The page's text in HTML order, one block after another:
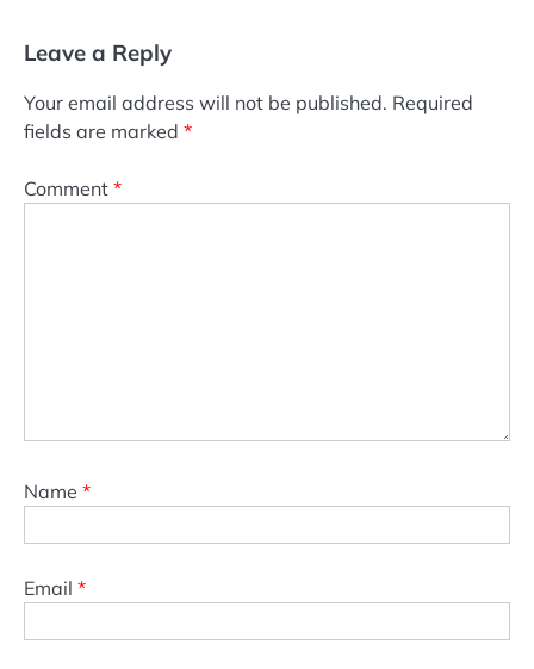
Leave a Reply
Your email address will not be published. Required
fields are marked *
Comment *
Name *
Email *